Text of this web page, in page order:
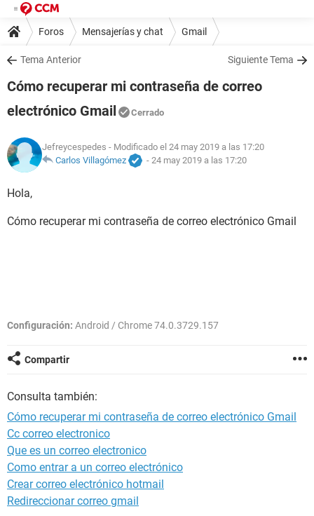
Foros Mensajerías y chat Gmail
Tema Anterior Siguiente Tema
Cómo recuperar mi contraseña de correo
electrónico Gmail
Cerrado
Jefreycespedes - Modificado el 24 may 2019 a las 17:20
Carlos Villagómez
- 24 may 2019 a las 17:20
Hola,
Cómo recuperar mi contraseña de correo electrónico Gmail
Configuración: Android / Chrome 74.0.3729.157
Compartir
Consulta también:
Cómo recuperar mi contraseña de correo electrónico Gmail
Cc correo electronico
Que es un correo electronico
Como entrar a un correo electrónico
Crear correo electrónico hotmail
Redireccionar correo gmail